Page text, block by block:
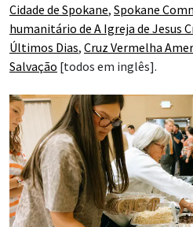
Cidade de Spokane, Spokane
humanitário de A Igreja de Jesus
Últimos Dias, Cruz Vermelha
Salvação [todos em inglês].